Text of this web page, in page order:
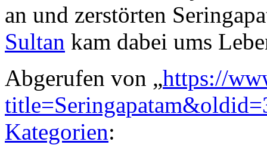
an und zerstörten
Sultan kam dabei ums
Abgerufen von „https://
Kategorien: